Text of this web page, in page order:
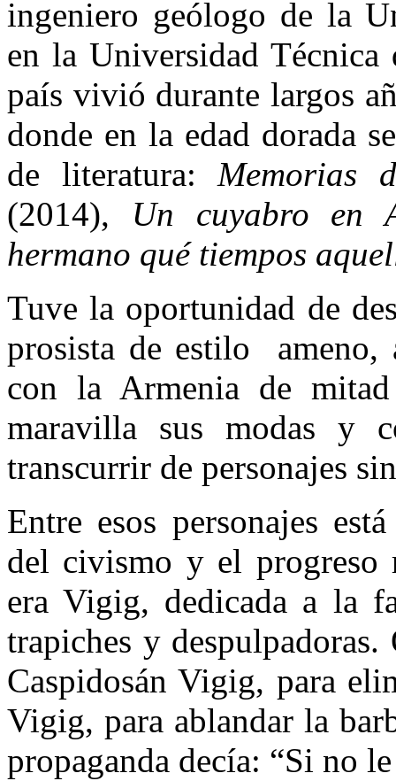
ingeniero geólogo de la
en la Universidad
país vivió durante largos
donde en la edad dorada
de literatura: Memorias
(2014), Un cuyabro en
hermano qué tiempos
Tuve la oportunidad de
prosista de estilo ameno,
con la Armenia de
maravilla sus modas y
transcurrir de personajes
Entre esos personajes
del civismo y el progreso
era Vigig, dedicada a la
trapiches y
Caspidosán Vigig, para
Vigig, para ablandar la
propaganda decía: “Si no